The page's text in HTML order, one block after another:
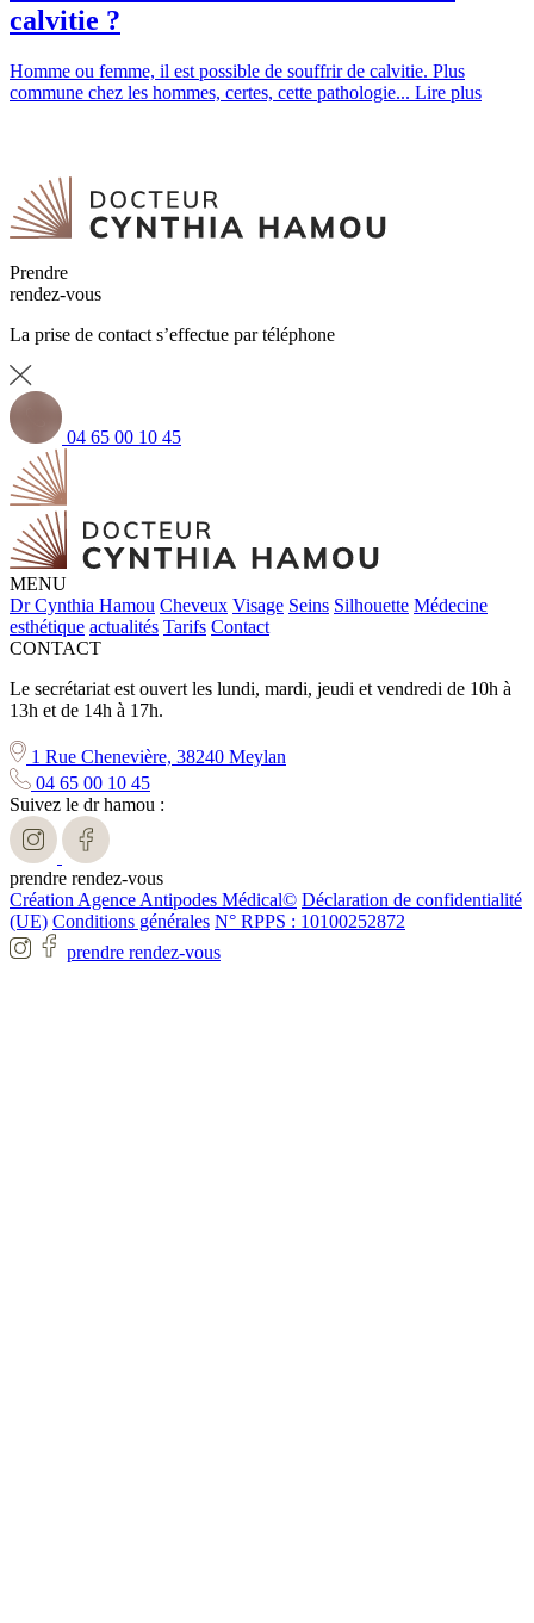
calvitie ?
Homme ou femme, il est possible de souffrir de calvitie. Plus
commune chez les hommes, certes, cette pathologie... Lire plus
Prendre
rendez-vous
La prise de contact s’effectue par téléphone
04 65 00 10 45
MENU
Dr Cynthia Hamou Cheveux Visage Seins Silhouette Médecine
esthétique actualités Tarifs Contact
CONTACT
Le secrétariat est ouvert les lundi, mardi, jeudi et vendredi de 10h à
13h et de 14h à 17h.
1 Rue Chenevière, 38240 Meylan
04 65 00 10 45
Suivez le dr hamou :
prendre rendez-vous
Création Agence Antipodes Médical© Déclaration de confidentialité
(UE) Conditions générales N° RPPS : 10100252872
prendre rendez-vous